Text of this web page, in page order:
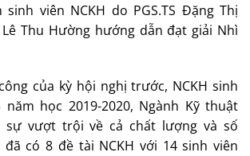
viên NCKH do PGS.TS Đặng Thị
Lê Thu Hường hướng dẫn đạt giải Nhì
của kỳ hội nghị trước, NCKH sinh
học 2019-2020, Ngành Kỹ thuật
sự vượt trội về cả chất lượng và số
có 8 đề tài NCKH với 14 sinh viên